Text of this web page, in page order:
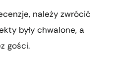
należy zwrócić
były chwalone, a
gości.